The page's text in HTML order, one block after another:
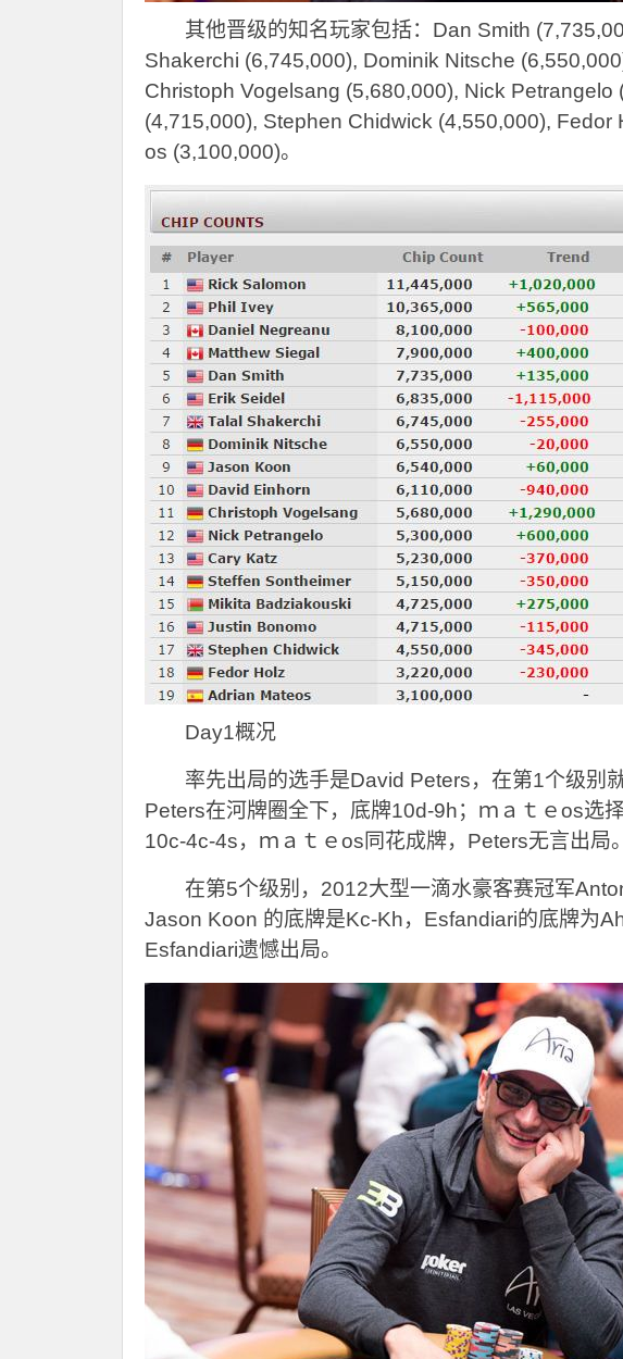
其他晋级的知名玩家包括：Dan Smith
Shakerchi (6,745,000), Dominik Nitsche
Christoph Vogelsang (5,680,000), Nick
(4,715,000), Stephen Chidwick (4,550,000), Fedor
os (3,100,000)。
Day1概况
率先出局的选手是David Peters，在第1个级别
Peters在河牌圈全下，底牌10d-9h；ｍａｔｅos选
10c-4c-4s，ｍａｔｅos同花成牌，Peters无言出局。
在第5个级别，2012大型一滴水豪客赛冠军
Jason Koon 的底牌是Kc-Kh，Esfandiari的底牌为
Esfandiari遗憾出局。